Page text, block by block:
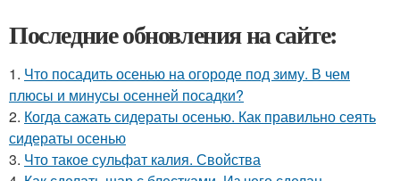
Последние обновления на сайте:
1. Что посадить осенью на огороде под зиму. В чем
плюсы и минусы осенней посадки?
2. Когда сажать сидераты осенью. Как правильно сеять
сидераты осенью
3. Что такое сульфат калия. Свойства